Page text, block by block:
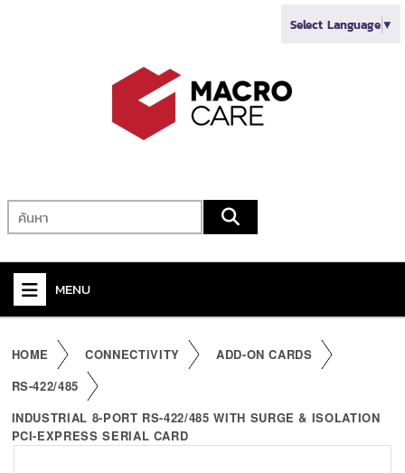
Select Language▼
MENU
KVM
+
PDU
HOME CONNECTIVITY
ADD-ON CARDS
RS-422/485
INDUSTRIAL 8-PORT RS-422/485 WITH SURGE & ISOLATION
PCI-EXPRESS SERIAL CARD